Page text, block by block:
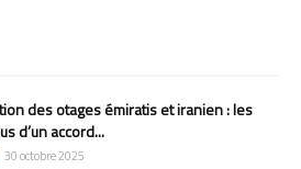
des otages émiratis et iranien : les
d’un accord...
30 octobre 2025